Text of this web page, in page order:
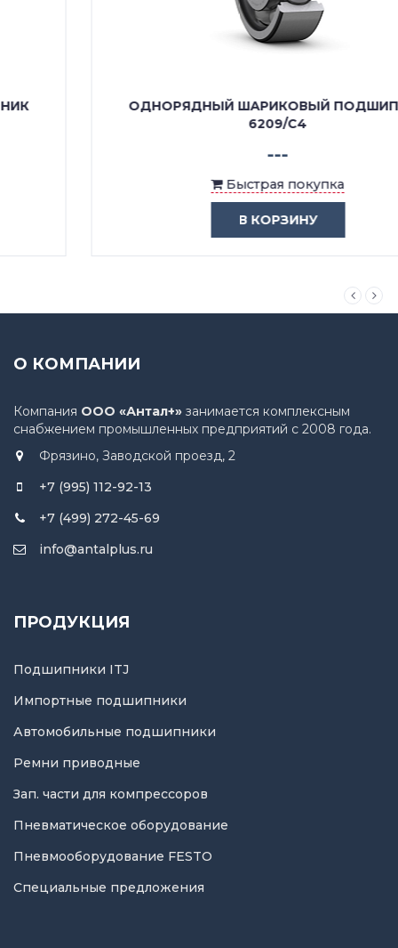
ОДНОРЯДНЫЙ ШАРИКОВЫЙ ПОДШИПНИК
Быстрая покупка
О КОМПАНИИ
Компания ООО «Антал+» занимается комплексным
снабжением промышленных предприятий с 2008 года.
Фрязино, Заводской проезд, 2
+7 (995) 112-92-13
+7 (499) 272-45-69
info@antalplus.ru
ПРОДУКЦИЯ
Подшипники ITJ
Импортные подшипники
Автомобильные подшипники
Ремни приводные
Зап. части для компрессоров
Пневматическое оборудование
Пневмооборудование FESTO
Специальные предложения